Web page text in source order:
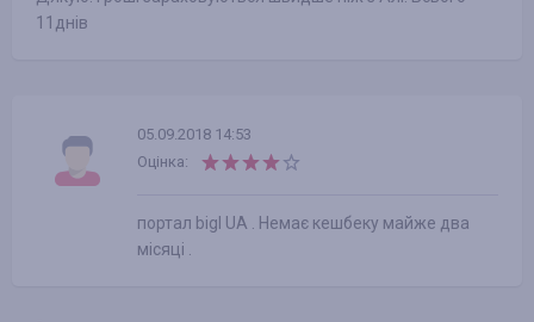
11днів
05.09.2018 14:53
Оцінка:
портал bigl UA . Немає кешбеку майже два
місяці .